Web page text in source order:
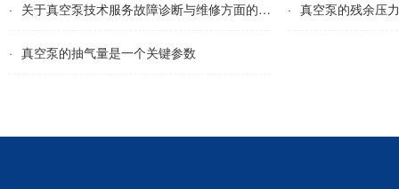
· 关于真空泵技术服务故障诊断与维修方面的介绍 · 真空泵的残余压力
· 真空泵的抽气量是一个关键参数